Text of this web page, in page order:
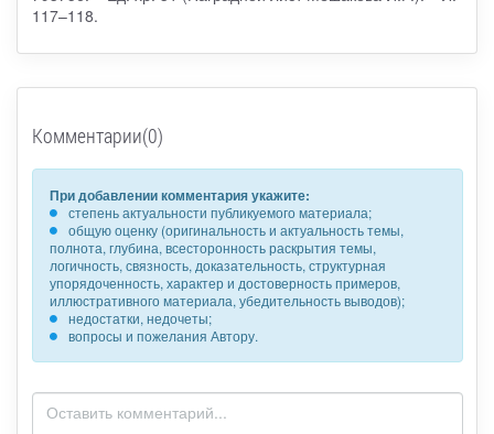
117–118.
Комментарии(0)
При добавлении комментария укажите:
степень актуальности публикуемого материала;
общую оценку (оригинальность и актуальность темы,
полнота, глубина, всесторонность раскрытия темы,
логичность, связность, доказательность, структурная
упорядоченность, характер и достоверность примеров,
иллюстративного материала, убедительность выводов);
недостатки, недочеты;
вопросы и пожелания Автору.